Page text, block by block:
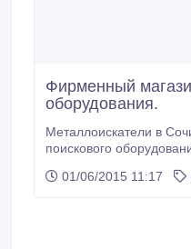
Фирменный
оборудования.
Металлоискатели в
поискового
выбор снаряжения и
01/06/2015 11:17